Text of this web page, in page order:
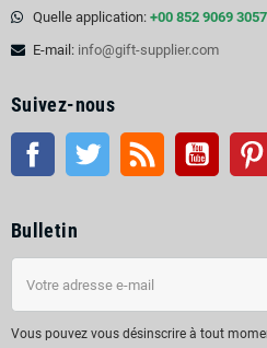
Quelle application: +00 852 9069 3057
E-mail: info@gift-supplier.com
Suivez-nous
Facebook Twitter RSS Youtube
Bulletin
Vous pouvez vous désinscrire à tout